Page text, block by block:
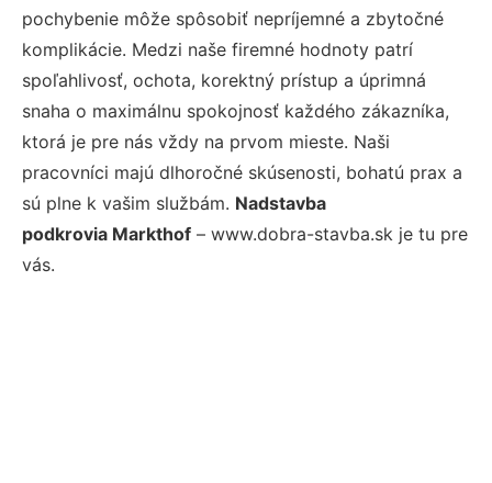
pochybenie môže spôsobiť nepríjemné a zbytočné
komplikácie. Medzi naše firemné hodnoty patrí
spoľahlivosť, ochota, korektný prístup a úprimná
snaha o maximálnu spokojnosť každého zákazníka,
ktorá je pre nás vždy na prvom mieste. Naši
pracovníci majú dlhoročné skúsenosti, bohatú prax a
sú plne k vašim službám. Nadstavba
podkrovia Markthof – www.dobra-stavba.sk je tu pre
vás.